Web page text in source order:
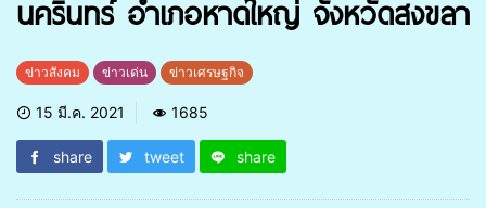
นครินทร์ อำเภอหาดใหญ่ จังหวัดสงขลา
ข่าวสังคม ข่าวเด่น ข่าวเศรษฐกิจ
15 มี.ค. 2021 1685
share tweet share